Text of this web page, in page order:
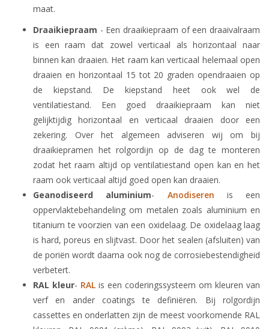
maat.
Draaikiepraam - Een draaikiepraam of een draaivalraam
is een raam dat zowel verticaal als horizontaal naar
binnen kan draaien. Het raam kan verticaal helemaal open
draaien en horizontaal 15 tot 20 graden opendraaien op
de kiepstand. De kiepstand heet ook wel de
ventilatiestand. Een goed draaikiepraam kan niet
gelijktijdig horizontaal en verticaal draaien door een
zekering. Over het algemeen adviseren wij om bij
draaikiepramen het rolgordijn op de dag te monteren
zodat het raam altijd op ventilatiestand open kan en het
raam ook verticaal altijd goed open kan draaien.
Geanodiseerd aluminium- Anodiseren is een
oppervlaktebehandeling om metalen zoals aluminium en
titanium te voorzien van een oxidelaag. De oxidelaag laag
is hard, poreus en slijtvast. Door het sealen (afsluiten) van
de poriën wordt daarna ook nog de corrosiebestendigheid
verbetert.
RAL kleur- RAL is een coderingssysteem om kleuren van
verf en ander coatings te definiëren. Bij rolgordijn
cassettes en onderlatten zijn de meest voorkomende RAL